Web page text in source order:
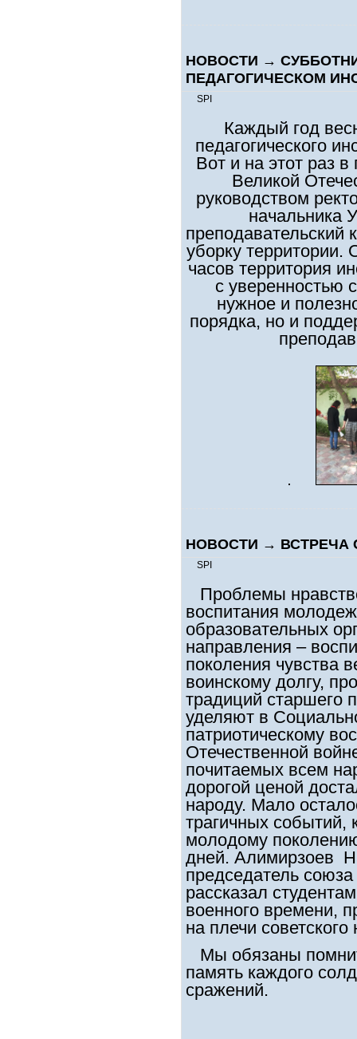
НОВОСТИ →
ПЕДАГОГИЧЕСКОМ
SPI
Каждый год
педагогического
Вот и на этот раз
Великой
руководством
начальника
преподавательский
уборку
часов территория
с уверенностью
нужное и
порядка, но и
НОВОСТИ → ВСТРЕЧА
SPI
Проблемы
воспитания
образовательных
направления –
поколения чувства
воинскому долгу,
традиций старшего
уделяют в
патриотическому
Отечественной
почитаемых всем
дорогой ценой
народу. Мало
трагичных событий,
молодому
дней. Алимирзоев
председатель
рассказал
военного времени,
на плечи советского
Мы обязаны
память каждого
сражений.